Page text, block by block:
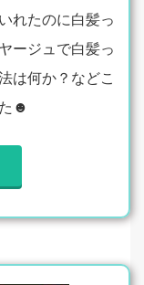
れたのに白髪っ
ージュで白髪っ
は何か？などこ
☻